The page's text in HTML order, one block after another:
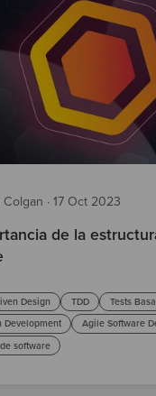
Colgan · 17 Oct 2023
de la
Design TDD
Tests
Development
Agile Software
software